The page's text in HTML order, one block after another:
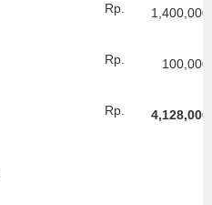
Rp. 1,400,000
Rp. 100,000
Rp. 4,128,000